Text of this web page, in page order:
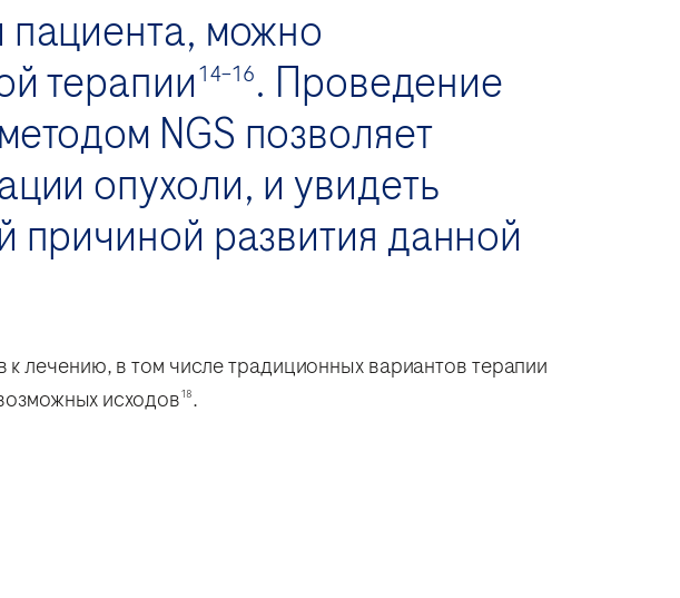
можно
терапии14–16. Проведение
NGS позволяет
опухоли, и увидеть
причиной развития данной
лечению, в том числе традиционных вариантов терапии
исходов18.